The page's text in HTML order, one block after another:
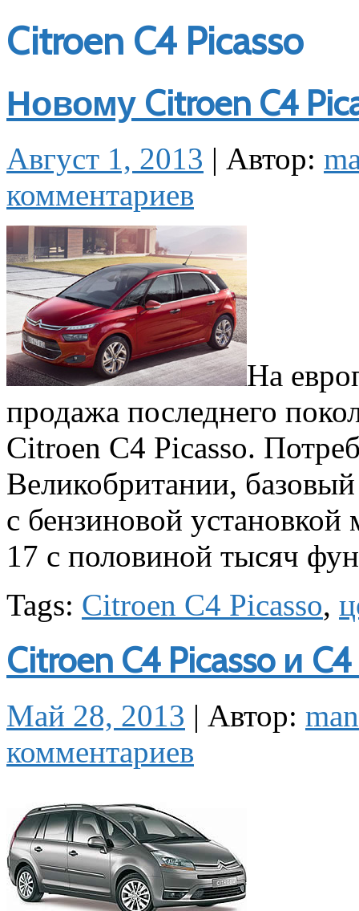
Citroen C4 Picasso
Новому Citroen C4
Август 1, 2013 | Автор:
комментариев
На
продажа последнего
Citroen C4 Picasso.
Великобритании,
с бензиновой
17 с половиной тысяч
Tags: Citroen C4 Picasso,
Citroen C4 Picasso и
Май 28, 2013 | Автор: man
комментариев